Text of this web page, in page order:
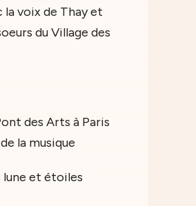
la voix de Thay et
du Village des
des Arts à Paris
la musique
lune et étoiles